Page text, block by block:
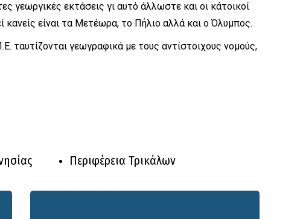
γεωργικές εκτάσεις γι αυτό άλλωστε και οι κάτοικοί
κανείς είναι τα Μετέωρα, το Πήλιο αλλά και ο Όλυμπος.
ταυτίζονται γεωγραφικά με τους αντίστοιχους νομούς,
Περιφέρεια Τρικάλων